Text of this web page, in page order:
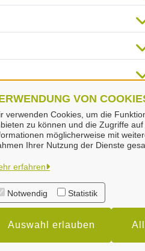
VON
verwenden Cookies, um die
zu können und die Zugriffe
möglicherweise mit
Ihrer Nutzung der Dienste
erfahren
Notwendig Statistik
Auswahl erlauben
Peine